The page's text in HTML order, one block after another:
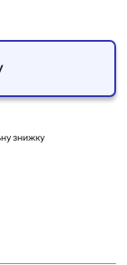
знижку